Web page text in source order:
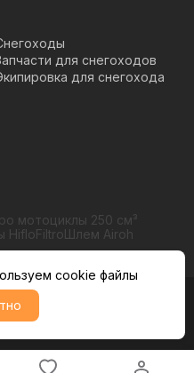
для снегоходов
для снегохода
мотоциклы 250 см³
HifloFiltroШлем Airoh
данных
cookie файлы